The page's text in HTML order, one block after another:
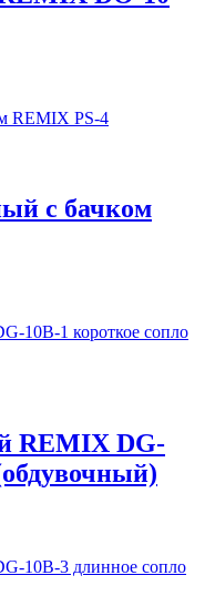
с бачком
REMIX DG-